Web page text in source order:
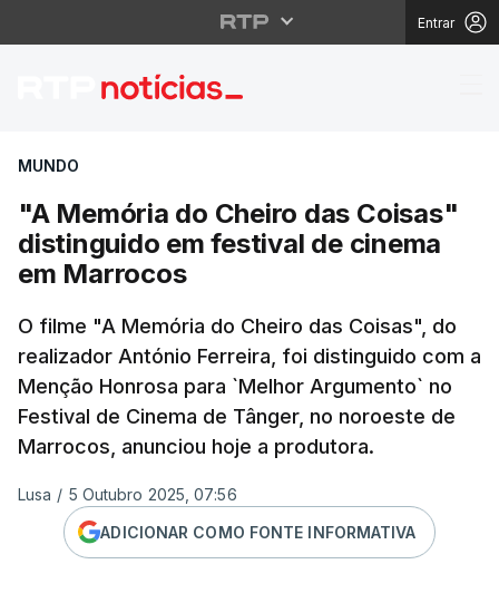
Entrar
"A Memória do
MUNDO
"A Memória do Cheiro das Coisas"
distinguido em festival de cinema
em Marrocos
O filme "A Memória do Cheiro das Coisas", do
realizador António Ferreira, foi distinguido com a
Menção Honrosa para `Melhor Argumento` no
Festival de Cinema de Tânger, no noroeste de
Marrocos, anunciou hoje a produtora.
Lusa / 5 Outubro 2025, 07:56
ADICIONAR COMO FONTE INFORMATIVA